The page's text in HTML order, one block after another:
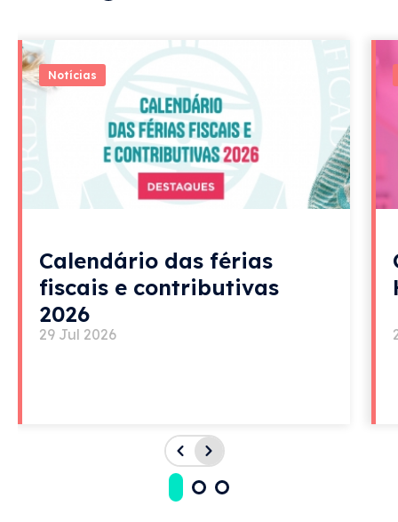
Notícias
Calendário das férias
fiscais e contributivas
2026
29 Jul 2026